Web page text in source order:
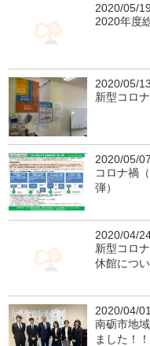
2020/05/19
2020年度
2020/05/13
新型コロ
2020/05/07
コロナ禍
弾）
2020/04/
新型コロ
休館につ
2020/04/01
南砺市地
ました！！